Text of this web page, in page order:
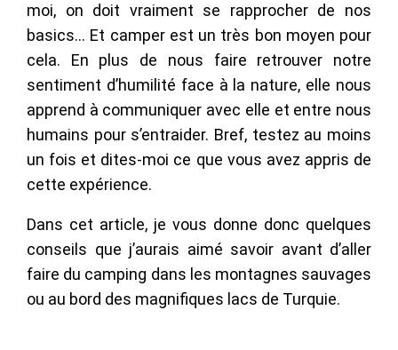
moi, on doit vraiment se rapprocher de nos
basics… Et camper est un très bon moyen pour
cela. En plus de nous faire retrouver notre
sentiment d’humilité face à la nature, elle nous
apprend à communiquer avec elle et entre nous
humains pour s’entraider. Bref, testez au moins
un fois et dites-moi ce que vous avez appris de
cette expérience.
Dans cet article, je vous donne donc quelques
conseils que j’aurais aimé savoir avant d’aller
faire du camping dans les montagnes sauvages
ou au bord des magnifiques lacs de Turquie.